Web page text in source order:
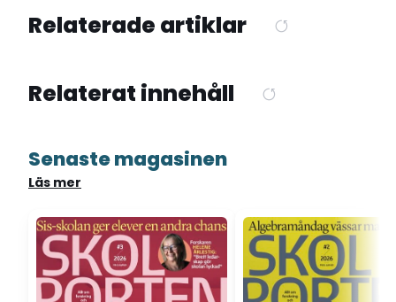
Relaterade artiklar
Relaterat innehåll
Senaste magasinen
Läs mer